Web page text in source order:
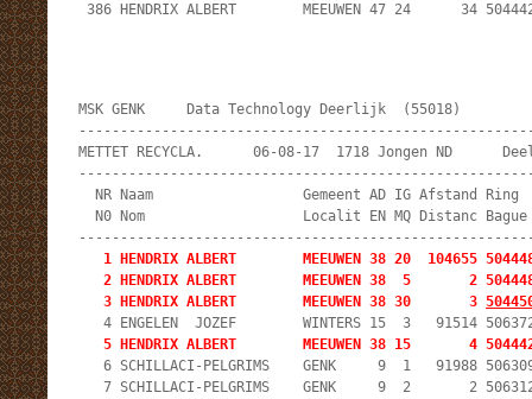
386 HENDRIX ALBERT        MEEUWEN 47 24      34
MSK GENK     Data
METTET RECYCLA.      06-08-17  1718 Jongen
NR Naam                  Gemeent AD IG
N0 Nom                   Localit EN MQ
1 HENDRIX ALBERT        MEEUWEN 38 20  104655
2 HENDRIX ALBERT        MEEUWEN 38  5
   3 HENDRIX ALBERT        MEEUWEN 38 30       3
5 HENDRIX ALBERT        MEEUWEN 38 15       4
6 SCHILLACI-PELGRIMS    GENK     9  1
7 SCHILLACI-PELGRIMS    GENK     9  2